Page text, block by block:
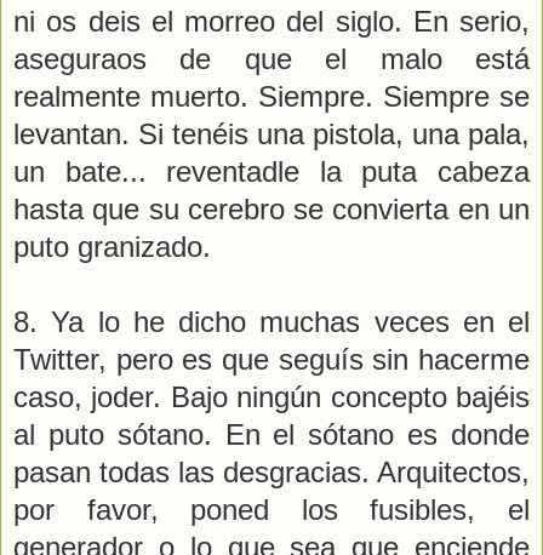
ni os deis el morreo del siglo. En serio,
aseguraos de que el malo está
realmente muerto. Siempre. Siempre se
levantan. Si tenéis una pistola, una pala,
un bate... reventadle la puta cabeza
hasta que su cerebro se convierta en un
puto granizado.
8. Ya lo he dicho muchas veces en el
Twitter, pero es que seguís sin hacerme
caso, joder. Bajo ningún concepto bajéis
al puto sótano. En el sótano es donde
pasan todas las desgracias. Arquitectos,
por favor, poned los fusibles, el
generador o lo que sea que enciende